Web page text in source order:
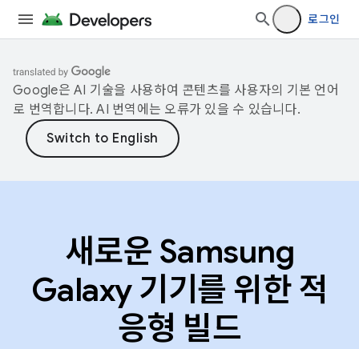
로그인
Google은 AI 기술을 사용하여 콘텐츠를 사용자의 기본 언어
로 번역합니다. AI 번역에는 오류가 있을 수 있습니다.
새로운 Samsung
Galaxy 기기를 위한 적
응형 빌드